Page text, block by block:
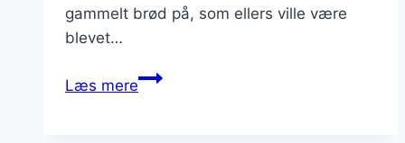
gammelt brød på, som ellers ville være
blevet…
Læs mereArme